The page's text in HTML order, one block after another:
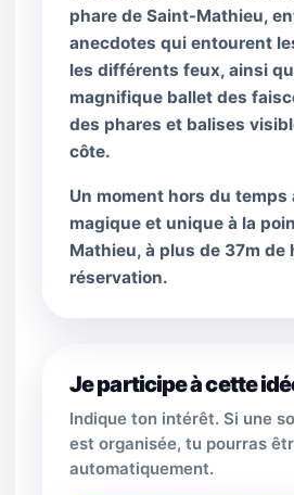
phare de Saint-Mathieu,
anecdotes qui entourent
les différents feux, ainsi
magnifique ballet des
des phares et balises
côte.
Un moment hors du
magique et unique à la
Mathieu, à plus de 37m de
réservation.
Je participe à cette
Indique ton intérêt. Si une
est organisée, tu pourras
automatiquement.